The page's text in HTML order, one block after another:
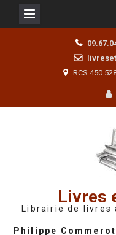
RCS 450
Livres
Librairie de livres